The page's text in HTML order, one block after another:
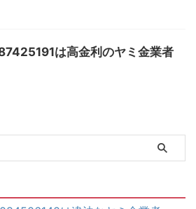
は高金利のヤミ金業者